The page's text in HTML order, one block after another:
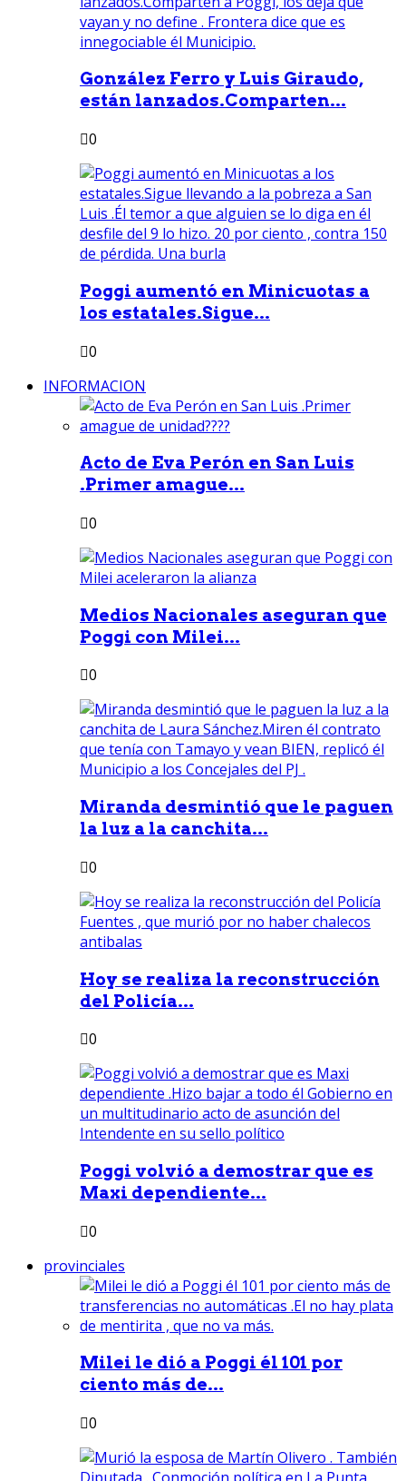
González Ferro y Luis Giraudo,
están lanzados.Comparten...
0
Poggi aumentó en Minicuotas a
los estatales.Sigue...
0
INFORMACION
Acto de Eva Perón en San Luis
.Primer amague...
0
Medios Nacionales aseguran que
Poggi con Milei...
0
Miranda desmintió que le paguen
la luz a la canchita...
0
Hoy se realiza la reconstrucción
del Policía...
0
Poggi volvió a demostrar que es
Maxi dependiente...
0
provinciales
Milei le dió a Poggi él 101 por
ciento más de...
0